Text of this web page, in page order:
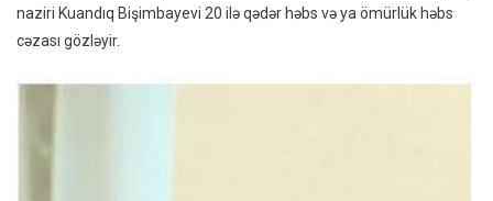
naziri Kuandıq Bişimbayevi 20 ilə qədər həbs və ya ömürlük həbs
cəzası gözləyir.